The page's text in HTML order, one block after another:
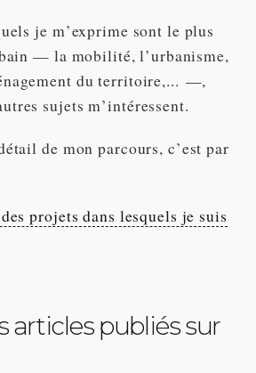
je m’exprime sont le plus
— la mobilité, l’urbanisme,
du territoire,... —,
sujets m’intéressent.
de mon parcours, c’est par
projets dans lesquels je suis
articles publiés sur